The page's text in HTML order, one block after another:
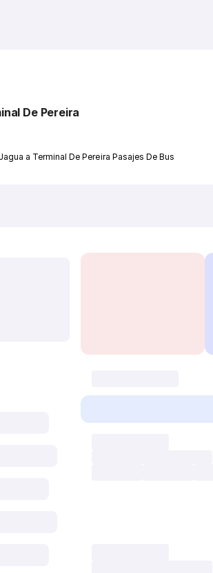
De Pereira
a Terminal De Pereira Pasajes De Bus